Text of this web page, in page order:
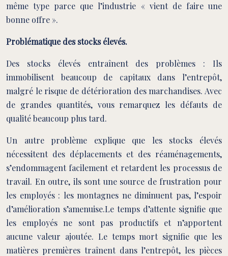
même type parce que l’industrie « vient de faire une
bonne offre ».
Problématique des stocks élevés.
Des stocks élevés entraînent des problèmes : Ils
immobilisent beaucoup de capitaux dans l’entrepôt,
malgré le risque de détérioration des marchandises. Avec
de grandes quantités, vous remarquez les défauts de
qualité beaucoup plus tard.
Un autre problème explique que les stocks élevés
nécessitent des déplacements et des réaménagements,
s’endommagent facilement et retardent les processus de
travail. En outre, ils sont une source de frustration pour
les employés : les montagnes ne diminuent pas, l’espoir
d’amélioration s’amenuise.Le temps d’attente signifie que
les employés ne sont pas productifs et n’apportent
aucune valeur ajoutée. Le temps mort signifie que les
matières premières traînent dans l’entrepôt, les pièces